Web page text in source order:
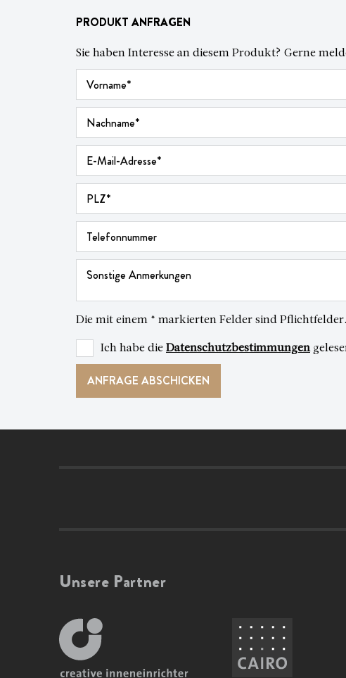
PRODUKT ANFRAGEN
Sie haben Interesse an diesem Produkt? Gerne
Die mit einem * markierten Felder sind Pflichtfelder.
Ich habe die Datenschutzbestimmungen
Unsere Partner